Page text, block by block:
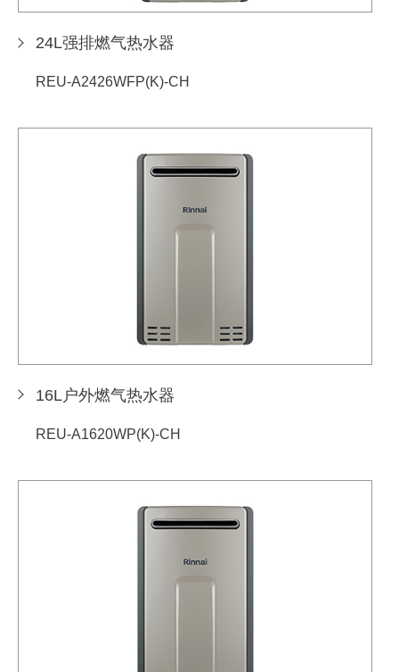
24L强排燃气热水器
REU-A2426WFP(K)-CH
16L户外燃气热水器
REU-A1620WP(K)-CH